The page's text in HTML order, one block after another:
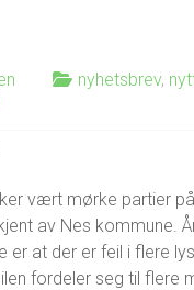
nyhetsbrev,
vært mørke partier
av Nes kommune.
er at der er feil i flere
fordeler seg til flere